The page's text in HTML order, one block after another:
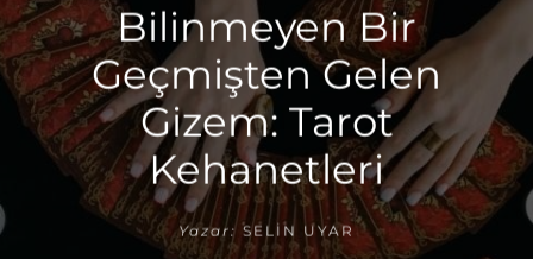
Bilinmeyen Bir
Geçmişten Gelen
Gizem: Tarot
Kehanetleri
Yazar: SELIN UYAR